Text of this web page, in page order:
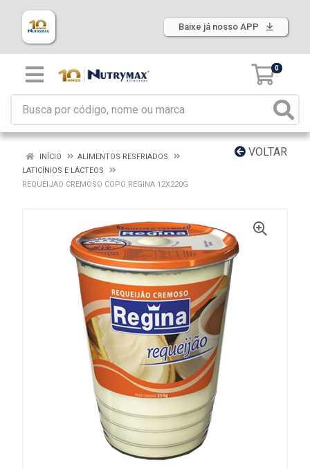
Baixe já nosso APP
0
VOLTAR
INÍCIO
ALIMENTOS RESFRIADOS
LATICÍNIOS E LÁCTEOS
REQUEIJAO CREMOSO COPO REGINA 12X220G